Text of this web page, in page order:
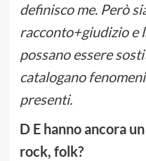
definisco me. Però
racconto+giudizio e
possano essere
catalogano
presenti.
D E hanno ancora
rock, folk?